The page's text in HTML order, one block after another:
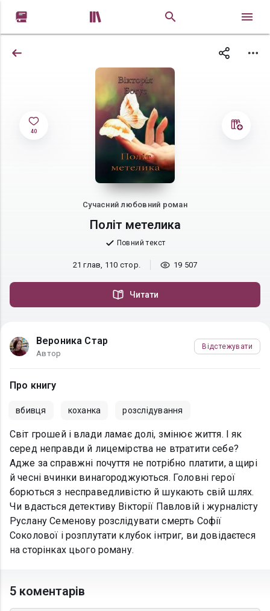
 
40
Сучасний любовний роман
Політ метелика
Повний текст
21 глав, 110 стор. 19 507
Читати
Вероника Стар
Автор
Відстежувати
Про книгу
вбивця коханка розслідування
Світ грошей і влади ламає долі, змінює життя. І як
серед неправди й лицемірства не втратити себе?
Адже за справжні почуття не потрібно платити, а щирі
й чесні вчинки винагороджуються. Головні герої
борються з несправедливістю й шукають свій шлях.
Чи вдасться детективу Вікторії Павловій і журналісту
Руслану Семенову розслідувати смерть Софії
Соколової і розплутати клубок інтриг, ви довідаєтеся
на сторінках цього роману.
5 коментарів